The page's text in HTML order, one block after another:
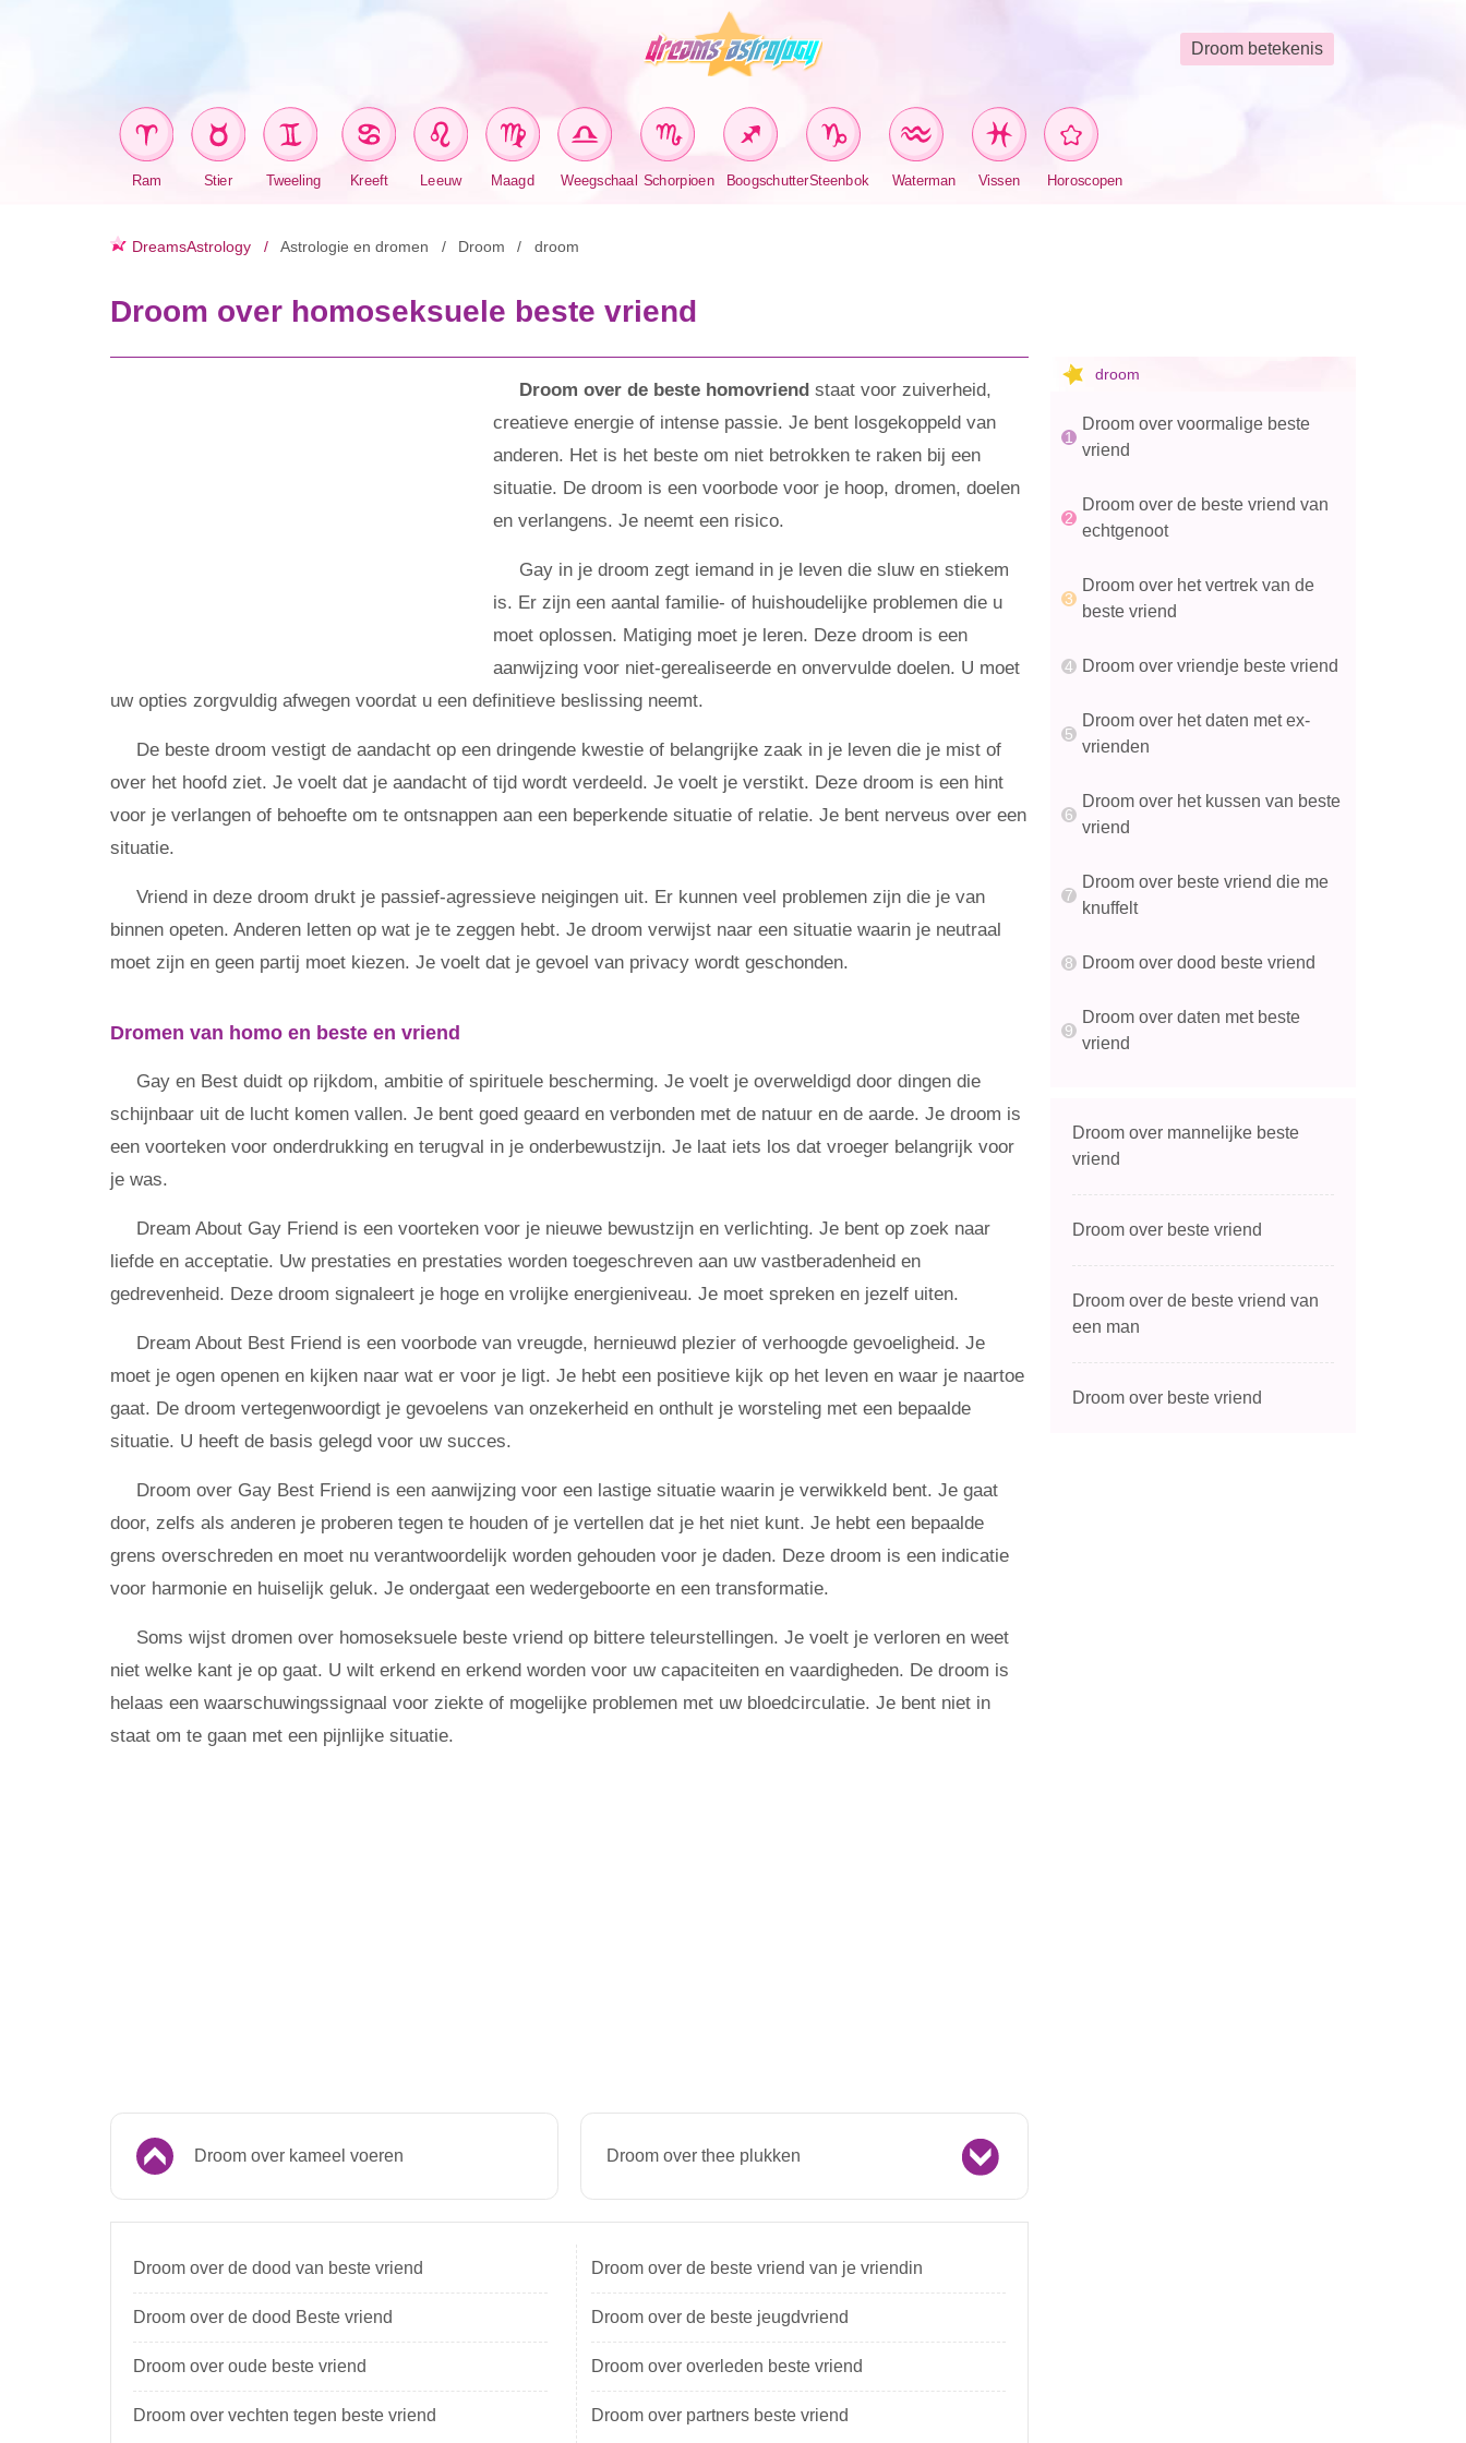
Droom betekenis
Ram Stier Tweeling Kreeft Leeuw Maagd Weegschaal Schorpioen BoogschutterSteenbok Waterman Vissen Horoscopen
DreamsAstrology Astrologie en dromen Droom droom
Droom over homoseksuele beste vriend
Droom over de beste homovriendstaat voor zuiverheid,
creatieve energie of intense passie. Je bent losgekoppeld van
anderen. Het is het beste om niet betrokken te raken bij een
situatie. De droom is een voorbode voor je hoop, dromen, doelen
en verlangens. Je neemt een risico.
Gay in je droom zegt iemand in je leven die sluw en stiekem
is. Er zijn een aantal familie- of huishoudelijke problemen die u
moet oplossen. Matiging moet je leren. Deze droom is een
aanwijzing voor niet-gerealiseerde en onvervulde doelen. U moet
uw opties zorgvuldig afwegen voordat u een definitieve beslissing neemt.
De beste droom vestigt de aandacht op een dringende kwestie of belangrijke zaak in je leven die je mist of
over het hoofd ziet. Je voelt dat je aandacht of tijd wordt verdeeld. Je voelt je verstikt. Deze droom is een hint
voor je verlangen of behoefte om te ontsnappen aan een beperkende situatie of relatie. Je bent nerveus over een
situatie.
Vriend in deze droom drukt je passief-agressieve neigingen uit. Er kunnen veel problemen zijn die je van
binnen opeten. Anderen letten op wat je te zeggen hebt. Je droom verwijst naar een situatie waarin je neutraal
moet zijn en geen partij moet kiezen. Je voelt dat je gevoel van privacy wordt geschonden.
Dromen van homo en beste en vriend
Gay en Best duidt op rijkdom, ambitie of spirituele bescherming. Je voelt je overweldigd door dingen die
schijnbaar uit de lucht komen vallen. Je bent goed geaard en verbonden met de natuur en de aarde. Je droom is
een voorteken voor onderdrukking en terugval in je onderbewustzijn. Je laat iets los dat vroeger belangrijk voor
je was.
Dream About Gay Friend is een voorteken voor je nieuwe bewustzijn en verlichting. Je bent op zoek naar
liefde en acceptatie. Uw prestaties en prestaties worden toegeschreven aan uw vastberadenheid en
gedrevenheid. Deze droom signaleert je hoge en vrolijke energieniveau. Je moet spreken en jezelf uiten.
Dream About Best Friend is een voorbode van vreugde, hernieuwd plezier of verhoogde gevoeligheid. Je
moet je ogen openen en kijken naar wat er voor je ligt. Je hebt een positieve kijk op het leven en waar je naartoe
gaat. De droom vertegenwoordigt je gevoelens van onzekerheid en onthult je worsteling met een bepaalde
situatie. U heeft de basis gelegd voor uw succes.
Droom over Gay Best Friend is een aanwijzing voor een lastige situatie waarin je verwikkeld bent. Je gaat
door, zelfs als anderen je proberen tegen te houden of je vertellen dat je het niet kunt. Je hebt een bepaalde
grens overschreden en moet nu verantwoordelijk worden gehouden voor je daden. Deze droom is een indicatie
voor harmonie en huiselijk geluk. Je ondergaat een wedergeboorte en een transformatie.
Soms wijst dromen over homoseksuele beste vriend op bittere teleurstellingen. Je voelt je verloren en weet
niet welke kant je op gaat. U wilt erkend en erkend worden voor uw capaciteiten en vaardigheden. De droom is
helaas een waarschuwingssignaal voor ziekte of mogelijke problemen met uw bloedcirculatie. Je bent niet in
staat om te gaan met een pijnlijke situatie.
Droom over kameel voeren Droom over thee plukken
Droom over de dood van beste vriend
Droom over de dood Beste vriend
Droom over oude beste vriend
Droom over vechten tegen beste vriend
Droom over de beste vriend van je vriendin
Droom over de beste jeugdvriend
Droom over overleden beste vriend
Droom over partners beste vriend
droom
Droom over voormalige beste
vriend
Droom over de beste vriend van
echtgenoot
Droom over het vertrek van de
beste vriend
Droom over vriendje beste vriend
Droom over het daten met ex-
vrienden
Droom over het kussen van beste
vriend
Droom over beste vriend die me
knuffelt
Droom over dood beste vriend
Droom over daten met beste
vriend
Droom over mannelijke beste
vriend
Droom over beste vriend
Droom over de beste vriend van
een man
Droom over beste vriend